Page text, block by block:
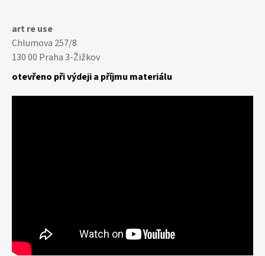
art re use
Chlumova 257/8
130 00 Praha 3-Žižkov
otevřeno při výdeji a příjmu materiálu